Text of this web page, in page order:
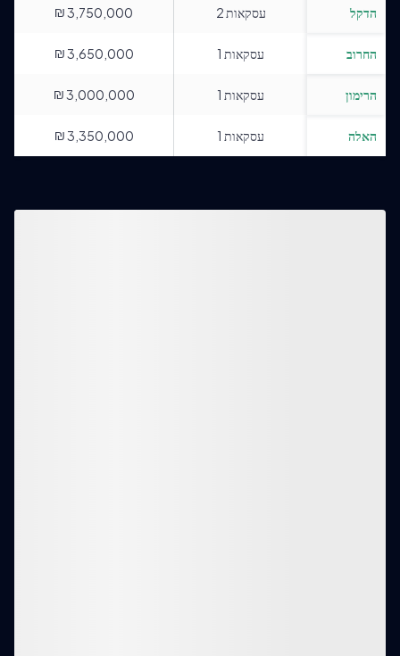
הדקל עסקאות 2
₪3,750,000
החרוב עסקאות 1
₪3,650,000
הרימון עסקאות 1
₪3,000,000
האלה עסקאות 1
₪3,350,000